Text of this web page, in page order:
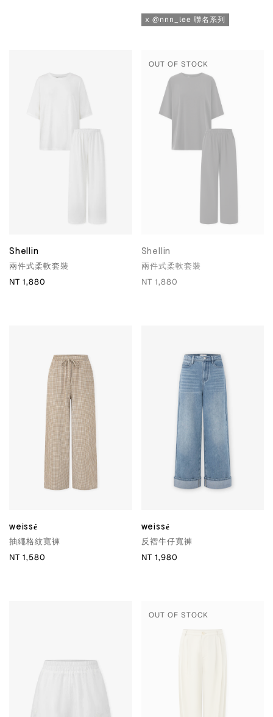
x @nnn_lee 聯名系列
Shellin
兩件式柔軟套裝
NT 1,880
OUT OF STOCK
Shellin
兩件式柔軟套裝
NT 1,880
weissé
抽繩格紋寬褲
NT 1,580
weissé
反褶牛仔寬褲
NT 1,980
OUT OF STOCK